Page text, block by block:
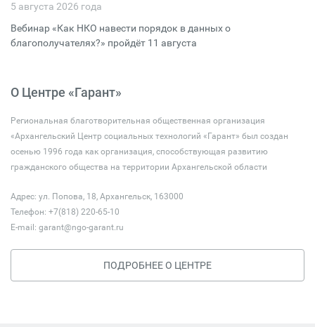
5 августа 2026 года
Вебинар «Как НКО навести порядок в данных о
благополучателях?» пройдёт 11 августа
О Центре «Гарант»
Региональная благотворительная общественная организация
«Архангельский Центр социальных технологий «Гарант» был создан
осенью 1996 года как организация, способствующая развитию
гражданского общества на территории Архангельской области
Адрес: ул. Попова, 18, Архангельск, 163000
Телефон: +7(818) 220-65-10
E-mail: garant@ngo-garant.ru
ПОДРОБНЕЕ О ЦЕНТРЕ